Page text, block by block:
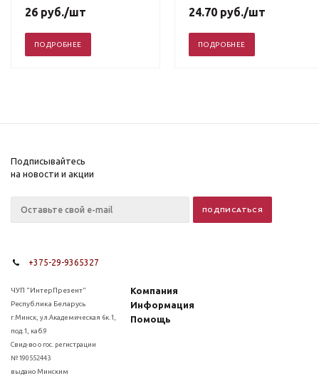
26 руб./шт
ПОДРОБНЕЕ
24.70 руб./шт
ПОДРОБНЕЕ
Подписывайтесь
на новости и акции
+375-29-9365327
ЧУП "ИнтерПрезент"
Республика Беларусь
г.Минск, ул.Академическая 6к.1,
под.1, каб.9
Свид-во о гос. регистрации
№190552443
выдано Минским
Компания
Информация
Помощь